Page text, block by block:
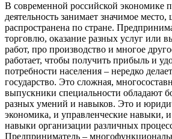
В современной российской экономике
деятельность занимает значимое место,
распространена по стране.
торговлю, оказание разных услуг или
работ, про производство и многое
работает, чтобы получить прибыль и
потребности населения – нередко
государство. Это сложная,
выпускники специальности обладают
разных умений и навыков. Это и
экономика, и управленческие навыки,
навыки организации различных
Предприниматель –